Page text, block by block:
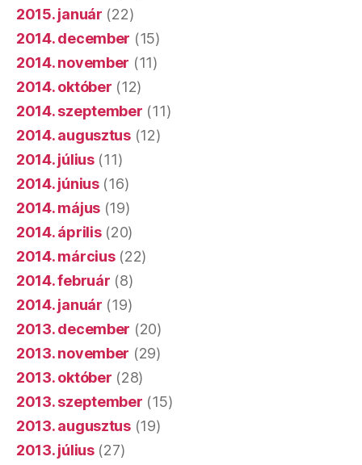
2015. január (22)
2014. december (15)
2014. november (11)
2014. október (12)
2014. szeptember (11)
2014. augusztus(12)
2014. július(11)
2014. június(16)
2014. május (19)
2014. április(20)
2014. március(22)
2014. február (8)
2014. január (19)
2013. december (20)
2013. november (29)
2013. október (28)
2013. szeptember (15)
2013. augusztus(19)
2013. július(27)